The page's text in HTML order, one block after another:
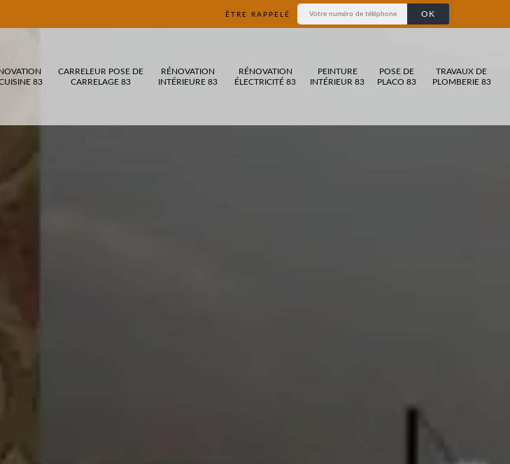
ÊTRE RAPPELÉ
83
CARRELEUR POSE DE
CARRELAGE 83
RÉNOVATION
INTÉRIEURE 83
RÉNOVATION
ÉLECTRICITÉ 83
PEINTURE
INTÉRIEUR 83
POSE DE
PLACO 83
TRAVAUX DE
PLOMBERIE 83